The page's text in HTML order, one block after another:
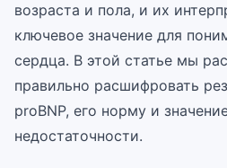
возраста и пола, и их
ключевое значение для
сердца. В этой статье мы
правильно расшифровать
proBNP, его норму и
недостаточности.